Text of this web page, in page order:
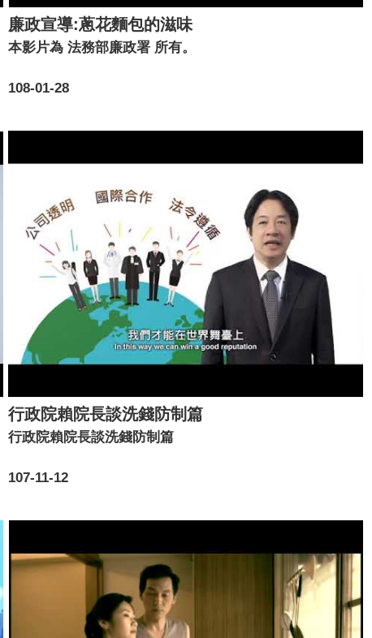
廉政宣導:蔥花麵包的滋味
108-01-28
本影片為 法務部廉政署 所有。
行政院賴院長談洗錢防制篇
107-11-12
行政院賴院長談洗錢防制篇